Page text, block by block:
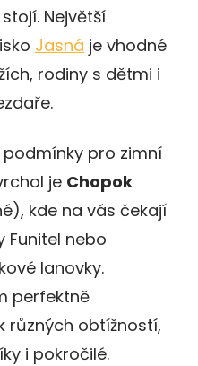
Největší
Jasná je vhodné
rodiny s dětmi i
pro zimní
je Chopok
kde na vás čekají
Funitel nebo
lanovky.
perfektně
různých obtížností,
i pokročilé.